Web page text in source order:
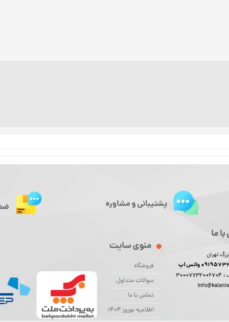
منوی سایت
فروشگاه
سوالات متداول
تماس با ما
اطلاعیه نوروز 1404
ما
تهران
:
30007732006704
پشتیبانی و مشاوره